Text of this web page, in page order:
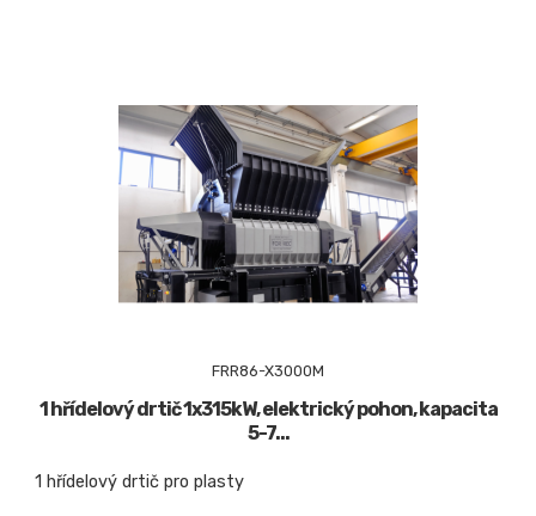
FRR86-X3000M
1 hřídelový drtič 1x315kW, elektrický pohon, kapacita
5-7...
1 hřídelový drtič pro plasty